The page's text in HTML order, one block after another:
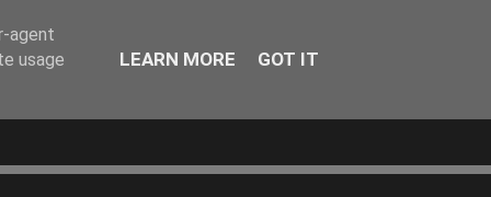
agent
usage
LEARN MORE GOT IT